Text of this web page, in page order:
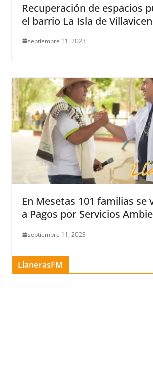
Recuperación de espacios
el barrio La Isla de
septiembre 11, 2023
En Mesetas 101 familias se
a Pagos por Servicios
septiembre 11, 2023
LlanerasFM